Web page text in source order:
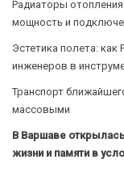
Радиаторы
мощность и
Эстетика полета: как
инженеров в
Транспорт
массовыми
В Варшаве
жизни и памяти в